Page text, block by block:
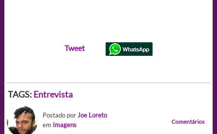
Tweet
TAGS: Entrevista
Postado porJoe Loreto
em Imagens Comentários